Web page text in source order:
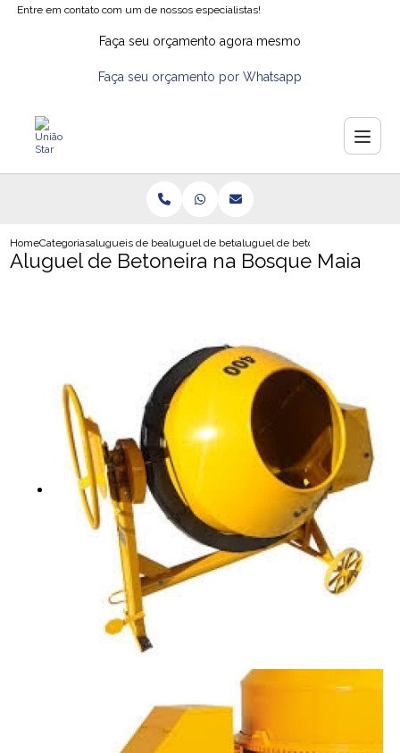
Entre em contato com um de nossos especialistas!
Faça seu orçamento agora mesmo
Faça seu orçamento por Whatsapp
HomeCategoriasalugueis de betoneirasaluguel de betoneira em guarulhos
aluguel de betoneira na bosque
Aluguel de Betoneira na Bosque Maia